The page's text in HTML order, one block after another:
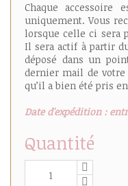
Chaque accessoire
uniquement. Vous
lorsque celle ci sera
Il sera actif à partir
déposé dans un
dernier mail de
qu’il a bien été pris
Date d'expédition :
Quantité